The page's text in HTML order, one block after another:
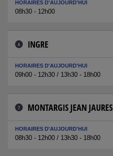
HORAIRES D'AUJOURD'HUI
08h30 - 12h00
6 INGRE
HORAIRES D'AUJOURD'HUI
09h00 - 12h30 / 13h30 - 18h00
7 MONTARGIS JEAN JAURES
HORAIRES D'AUJOURD'HUI
08h30 - 12h00 / 13h30 - 18h00